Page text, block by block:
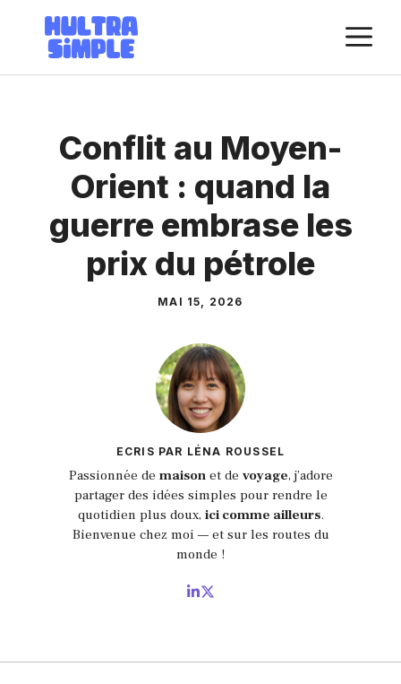
contenu
Conflit au Moyen-
Orient : quand la
guerre embrase les
prix du pétrole
MAI 15, 2026
ECRIS PAR LÉNA ROUSSEL
Passionnée de maisonet de voyage, j’adore
partager des idées simples pour rendre le
quotidien plus doux, ici comme ailleurs.
Bienvenue chez moi — et sur les routes du
monde !